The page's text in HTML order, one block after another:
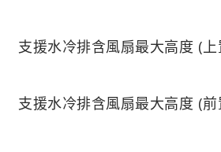
支援水冷排含風扇最大高度 (
支援水冷排含風扇最大高度 (